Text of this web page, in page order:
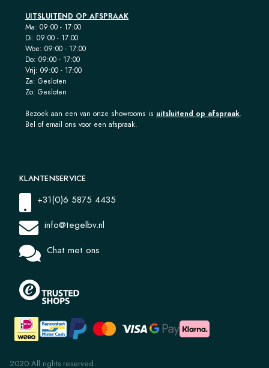
UITSLUITEND OP AFSPRAAK
Ma: 09:00 - 17:00
Di: 09:00 - 17:00
Woe: 09:00 - 17:00
Do: 09:00 - 17:00
Vrij: 09:00 - 17:00
Za: Gesloten
Zo: Gesloten
Bezoek aan een van onze showrooms is uitsluitend op afspraak.
Bel of email ons voor een afspraak.
KLANTENSERVICE
+31(0)6 5875 4435
info@tegelbv.nl
Chat met ons
2020 All rights reserved.